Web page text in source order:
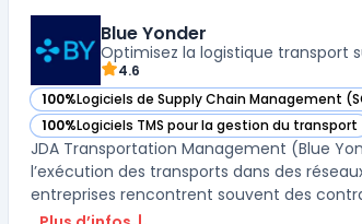
Blue Yonder
Optimisez la logistique transport
4.6
100%Logiciels de Supply Chain Management
— voir Blue Yonder dans cette catégorie
100%Logiciels TMS pour la gestion du transport
— voir Blue Yonder dans cette catégorie
JDA Transportation Management (Blue
l’exécution des transports dans des
entreprises rencontrent souvent des